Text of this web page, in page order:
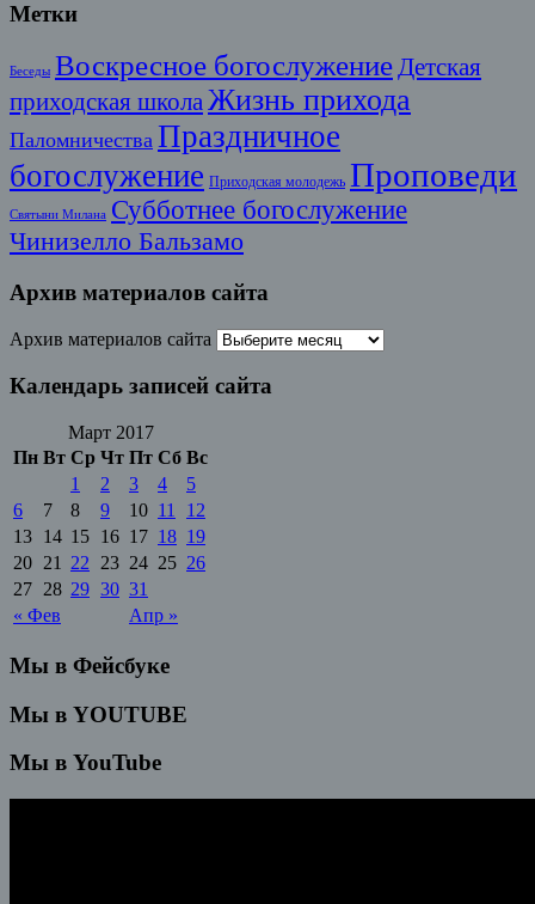
Метки
Беседы Воскресное богослужение Детская
приходская школа Жизнь прихода
Паломничества Праздничное
богослужение Приходская молодежь Проповеди
Святыни Милана Субботнее богослужение
Чинизелло Бальзамо
Архив материалов сайта
Архив материалов сайта
Календарь записей сайта
Март 2017
Пн Вт Ср Чт Пт Сб Вс
« Фев Апр »
1 2 3 4
5
6
7 8 9 10 11
12
13 14 15 16 17 18 19
20 21 22 23 24 25 26
27 28 29 30 31
Мы в Фейсбуке
Мы в YOUTUBE
Мы в YouTube